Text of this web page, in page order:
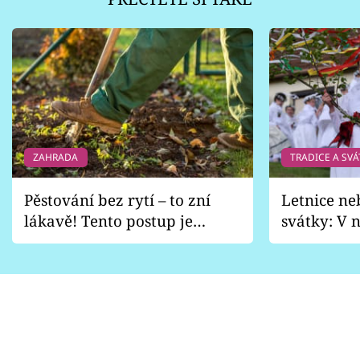
ZAHRADA
Pěstování bez rytí – to zní
lákavě! Tento postup je
vhodný jen pro některé
TRADICE A
Letnice
svátky: V
pondělí